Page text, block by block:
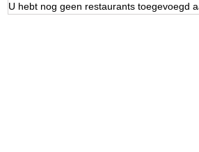
U hebt nog geen restaurants toegevoegd